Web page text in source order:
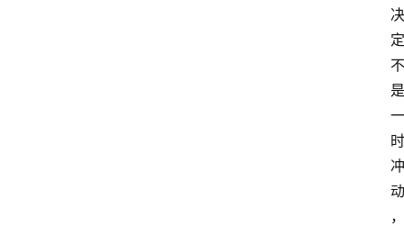
决
定
不
是
一
时
冲
动
，